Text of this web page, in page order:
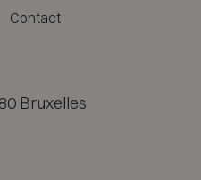
Contact
Bruxelles